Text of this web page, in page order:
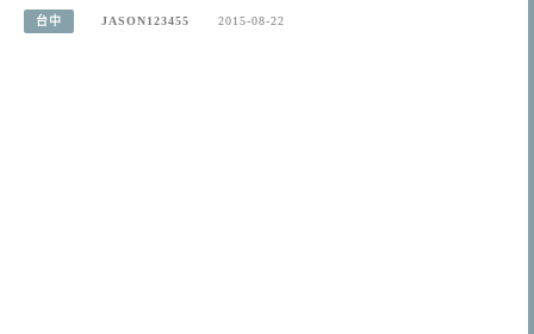
台中 JASON123455 2015-08-22